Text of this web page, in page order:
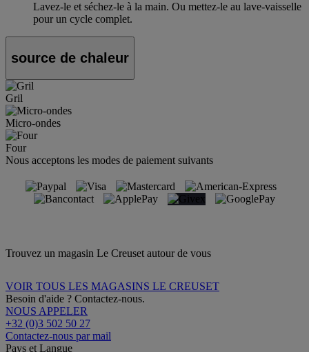
Lavez-le et séchez-le à la main. Ou mettez-le au lave-vaisselle
pour un cycle complet.
source de chaleur
Gril
Micro-ondes
Four
Nous acceptons les modes de paiement suivants
Trouvez un magasin Le Creuset autour de vous
VOIR TOUS LES MAGASINS LE CREUSET
Besoin d'aide ? Contactez-nous.
NOUS APPELER
+32 (0)3 502 50 27
Contactez-nous par mail
Pays et Langue